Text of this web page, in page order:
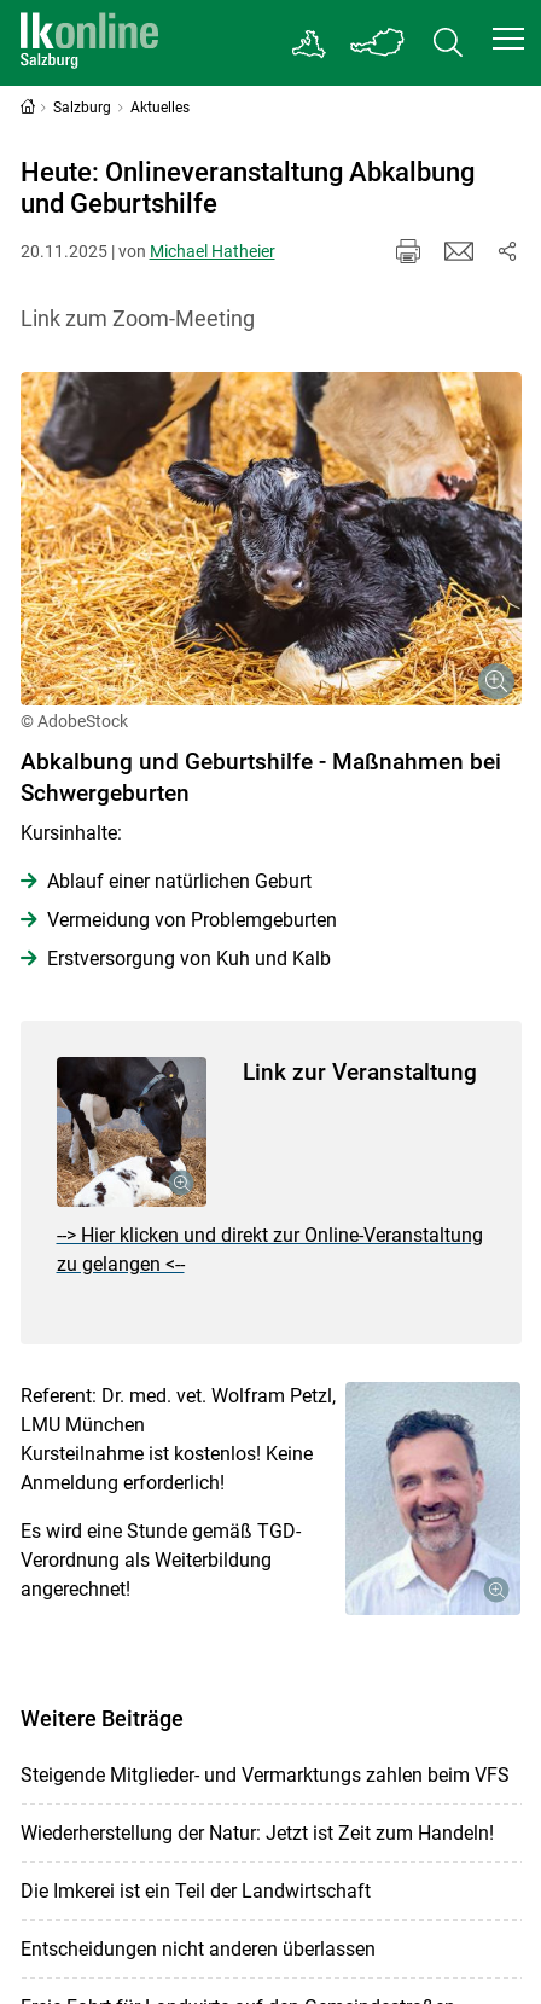
Skip to main content
Salzburg Aktuelles
Heute: Onlineveranstaltung Abkalbung
und Geburtshilfe
20.11.2025 | von Michael Hatheier
Link zum Zoom-Meeting
© AdobeStock
Abkalbung und Geburtshilfe - Maßnahmen bei
Schwergeburten
Kursinhalte:
Ablauf einer natürlichen Geburt
Vermeidung von Problemgeburten
Erstversorgung von Kuh und Kalb
Link zur Veranstaltung
--> Hier klicken und direkt zur Online-Veranstaltung
zu gelangen <--
Referent: Dr. med. vet. Wolfram Petzl,
LMU München
Kursteilnahme ist kostenlos! Keine
Anmeldung erforderlich!
Es wird eine Stunde gemäß TGD-
Verordnung als Weiterbildung
angerechnet!
Weitere Beiträge
Steigende Mitglieder- und Vermarktungs zahlen beim VFS
Wiederherstellung der Natur: Jetzt ist Zeit zum Handeln!
Die Imkerei ist ein Teil der Landwirtschaft
Entscheidungen nicht anderen überlassen